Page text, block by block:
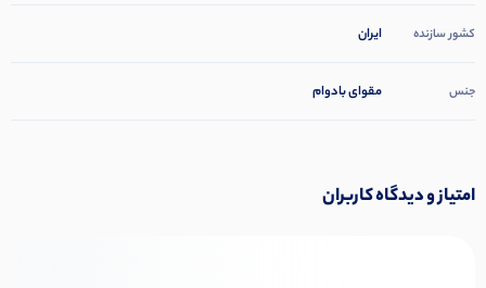
کشور سازنده ایران
جنس مقوای بادوام
امتیاز و دیدگاه کاربران